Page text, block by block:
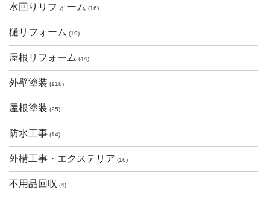
水回りリフォーム (16)
樋リフォーム (19)
屋根リフォーム (44)
外壁塗装 (118)
屋根塗装 (25)
防水工事 (14)
外構工事・エクステリア (16)
不用品回収 (4)